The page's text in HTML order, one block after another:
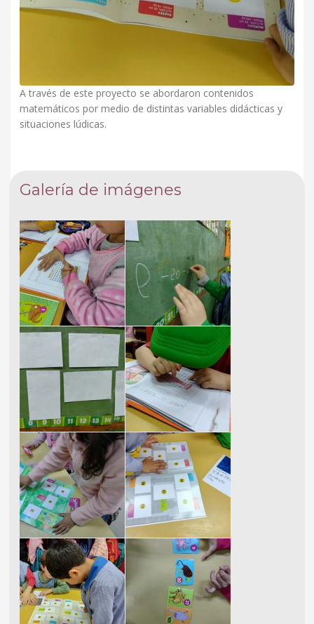
A través de este proyecto se abordaron contenidos
matemáticos por medio de distintas variables didácticas y
situaciones lúdicas.
Galería de imágenes